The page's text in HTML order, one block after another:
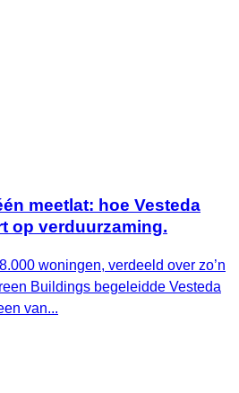
meetlat: hoe Vesteda
op verduurzaming.
woningen, verdeeld over zo’n
Buildings begeleidde Vesteda
van...